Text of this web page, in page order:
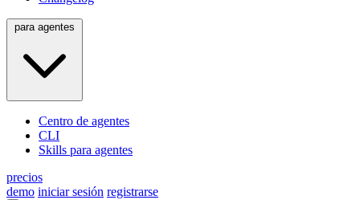
Centro de agentes
CLI
Skills para agentes
precios
demo iniciar sesión registrarse